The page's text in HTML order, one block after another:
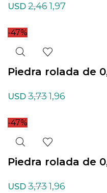
USD 2,461,97
-47%
Piedra rolada de
USD 3,731,96
-47%
Piedra rolada de
USD 3,731,96